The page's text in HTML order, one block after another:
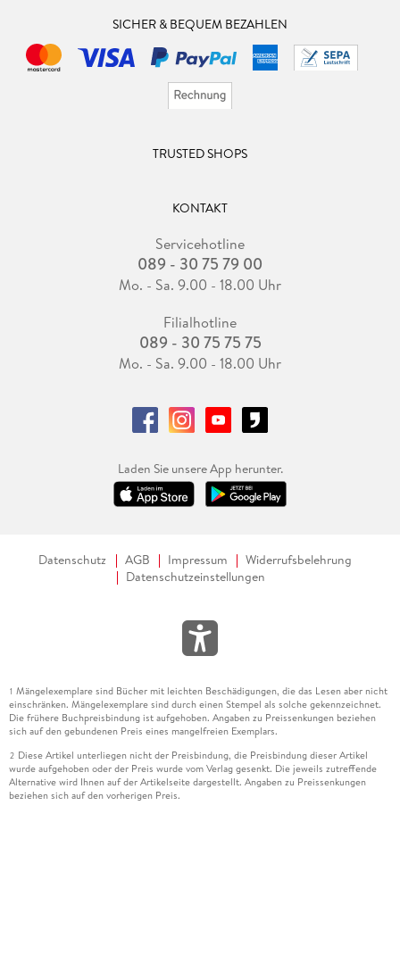
SICHER & BEQUEM BEZAHLEN
TRUSTED SHOPS
KONTAKT
Servicehotline
089 - 30 75 79 00
Mo. - Sa. 9.00 - 18.00 Uhr
Filialhotline
089 - 30 75 75 75
Mo. - Sa. 9.00 - 18.00 Uhr
Laden Sie unsere App herunter.
Datenschutz AGB Impressum
Widerrufsbelehrung
Datenschutzeinstellungen
1 Mängelexemplare sind Bücher mit leichten Beschädigungen, die das Lesen aber nicht
einschränken. Mängelexemplare sind durch einen Stempel als solche gekennzeichnet.
Die frühere Buchpreisbindung ist aufgehoben. Angaben zu Preissenkungen beziehen
sich auf den gebundenen Preis eines mangelfreien Exemplars.
2 Diese Artikel unterliegen nicht der Preisbindung, die Preisbindung dieser Artikel
wurde aufgehoben oder der Preis wurde vom Verlag gesenkt. Die jeweils zutreffende
Alternative wird Ihnen auf der Artikelseite dargestellt. Angaben zu Preissenkungen
beziehen sich auf den vorherigen Preis.